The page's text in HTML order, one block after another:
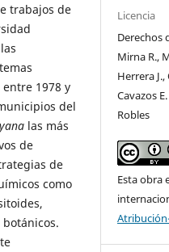
trabajos de
1978 y
del
las más
de
de
como
Licencia
Derechos
Mirna R.,
Herrera
Cavazos
Robles
Esta obra